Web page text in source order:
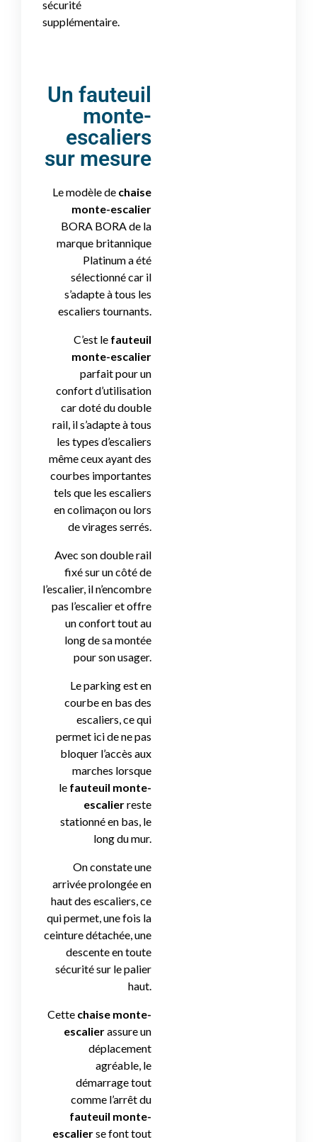
sécurité
supplémentaire.
Un fauteuil
monte-
escaliers
sur mesure
Le modèle de chaise
monte-escalier
BORA BORA de la
marque britannique
Platinum a été
sélectionné car il
s’adapte à tous les
escaliers tournants.
C’est le fauteuil
monte-escalier
parfait pour un
confort d’utilisation
car doté du double
rail, il s’adapte à tous
les types d’escaliers
même ceux ayant des
courbes importantes
tels que les escaliers
en colimaçon ou lors
de virages serrés.
Avec son double rail
fixé sur un côté de
l’escalier, il n’encombre
pas l’escalier et offre
un confort tout au
long de sa montée
pour son usager.
Le parking est en
courbe en bas des
escaliers, ce qui
permet ici de ne pas
bloquer l’accès aux
marches lorsque
le fauteuil monte-
escalierreste
stationné en bas, le
long du mur.
On constate une
arrivée prolongée en
haut des escaliers, ce
qui permet, une fois la
ceinture détachée, une
descente en toute
sécurité sur le palier
haut.
Cette chaise monte-
escalierassure un
déplacement
agréable, le
démarrage tout
comme l’arrêt du
fauteuil monte-
escalierse font tout